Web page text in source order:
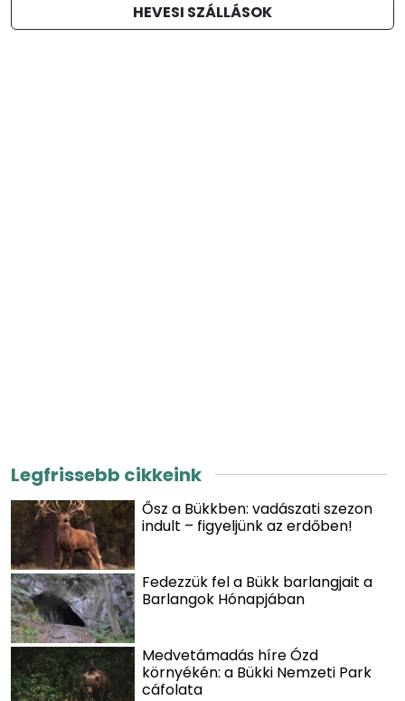
HEVESI SZÁLLÁSOK
Legfrissebb cikkeink
Ősz a Bükkben: vadászati szezon
indult – figyeljünk az erdőben!
Fedezzük fel a Bükk barlangjait a
Barlangok Hónapjában
Medvetámadás híre Ózd
környékén: a Bükki Nemzeti Park
cáfolata